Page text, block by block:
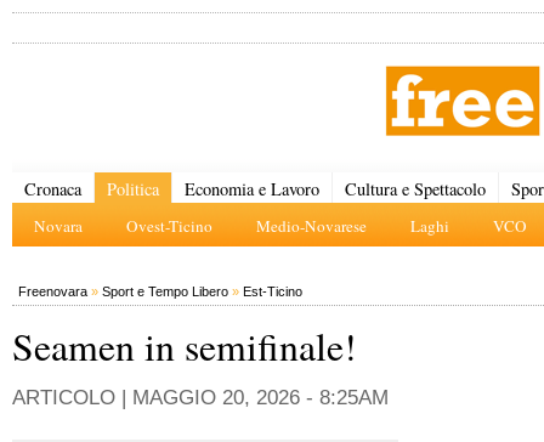
Cronaca Politica
Novara Ovest-Ticino Medio-Novarese Laghi VCO
Economia e Lavoro Cultura e Spettacolo
Freenovara » Sport e Tempo Libero » Est-Ticino
Seamen in semifinale!
ARTICOLO | MAGGIO 20, 2026 - 8:25AM